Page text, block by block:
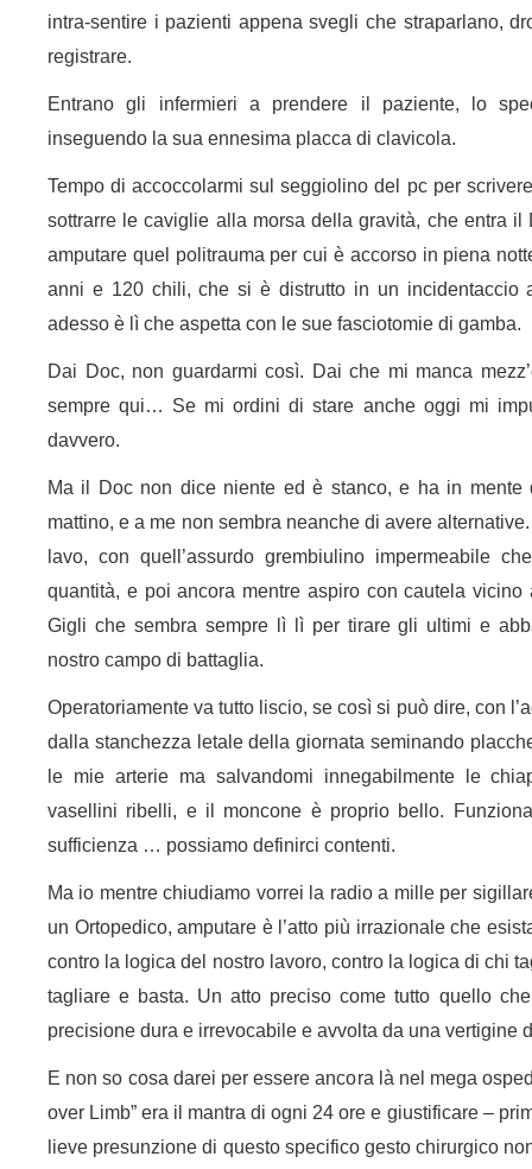
intra-sentire i pazienti appena svegli che straparlano,
registrare.
Entrano gli infermieri a prendere il paziente, lo
inseguendo la sua ennesima placca di clavicola.
Tempo di accoccolarmi sul seggiolino del pc per
sottrarre le caviglie alla morsa della gravità, che entra il
amputare quel politrauma per cui è accorso in piena
anni e 120 chili, che si è distrutto in un incidentaccio
adesso è lì che aspetta con le sue fasciotomie di gamba.
Dai Doc, non guardarmi così. Dai che mi manca
sempre qui… Se mi ordini di stare anche oggi mi
davvero.
Ma il Doc non dice niente ed è stanco, e ha in mente
mattino, e a me non sembra neanche di avere
lavo, con quell’assurdo grembiulino impermeabile
quantità, e poi ancora mentre aspiro con cautela
Gigli che sembra sempre lì lì per tirare gli ultimi e
nostro campo di battaglia.
Operatoriamente va tutto liscio, se così si può dire, con
dalla stanchezza letale della giornata seminando
le mie arterie ma salvandomi innegabilmente le
vasellini ribelli, e il moncone è proprio bello.
sufficienza … possiamo definirci contenti.
Ma io mentre chiudiamo vorrei la radio a mille per
un Ortopedico, amputare è l’atto più irrazionale che
contro la logica del nostro lavoro, contro la logica di chi
tagliare e basta. Un atto preciso come tutto quello
precisione dura e irrevocabile e avvolta da una vertigine
E non so cosa darei per essere ancora là nel mega
over Limb” era il mantra di ogni 24 ore e giustificare –
lieve presunzione di questo specifico gesto chirurgico